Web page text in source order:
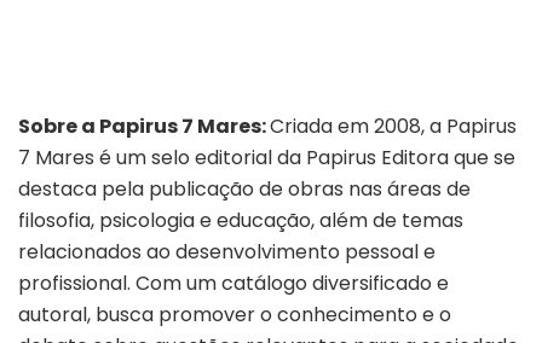
Sobre a Papirus 7 Mares:Criada em 2008, a Papirus
7 Mares é um selo editorial da Papirus Editora que se
destaca pela publicação de obras nas áreas de
filosofia, psicologia e educação, além de temas
relacionados ao desenvolvimento pessoal e
profissional. Com um catálogo diversificado e
autoral, busca promover o conhecimento e o